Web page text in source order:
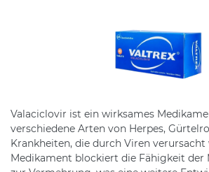
Valaciclovir ist ein wirksames
verschiedene Arten von Herpes,
Krankheiten, die durch Viren verursacht
Medikament blockiert die Fähigkeit der